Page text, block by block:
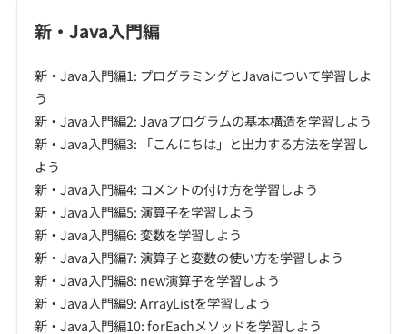
新・Java入門編
新・Java入門編1: プログラミングとJavaについて学習しよ
う
新・Java入門編2: Javaプログラムの基本構造を学習しよう
新・Java入門編3: 「こんにちは」と出力する方法を学習し
よう
新・Java入門編4: コメントの付け方を学習しよう
新・Java入門編5: 演算子を学習しよう
新・Java入門編6: 変数を学習しよう
新・Java入門編7: 演算子と変数の使い方を学習しよう
新・Java入門編8: new演算子を学習しよう
新・Java入門編9: ArrayListを学習しよう
新・Java入門編10: forEachメソッドを学習しよう